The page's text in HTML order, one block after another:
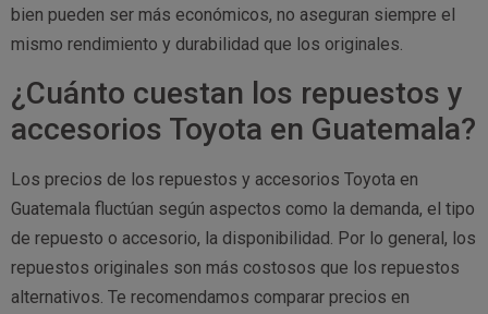
bien pueden ser más económicos, no aseguran siempre el
mismo rendimiento y durabilidad que los originales.
¿Cuánto cuestan los repuestos y
accesorios Toyota en Guatemala?
Los precios de los repuestos y accesorios Toyota en
Guatemala fluctúan según aspectos como la demanda, el tipo
de repuesto o accesorio, la disponibilidad. Por lo general, los
repuestos originales son más costosos que los repuestos
alternativos. Te recomendamos comparar precios en